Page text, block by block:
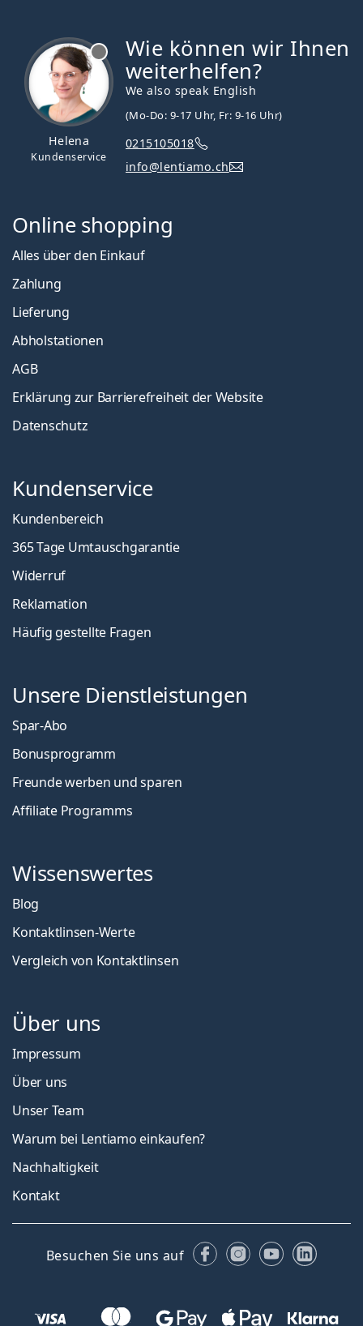
Helena
Kundenservice
Wie können wir Ihnen
weiterhelfen?
We also speak English
(Mo-Do: 9-17 Uhr, Fr: 9-16 Uhr)
0215105018
info@lentiamo.ch
Online shopping
Alles über den Einkauf
Zahlung
Lieferung
Abholstationen
AGB
Erklärung zur Barrierefreiheit der Website
Datenschutz
Kundenservice
Kundenbereich
365 Tage Umtauschgarantie
Widerruf
Reklamation
Häufig gestellte Fragen
Unsere Dienstleistungen
Spar-Abo
Bonusprogramm
Freunde werben und sparen
Affiliate Programms
Wissenswertes
Blog
Kontaktlinsen-Werte
Vergleich von Kontaktlinsen
Über uns
Impressum
Über uns
Unser Team
Warum bei Lentiamo einkaufen?
Nachhaltigkeit
Kontakt
Besuchen Sie uns auf FacebookInstagram
YouTube